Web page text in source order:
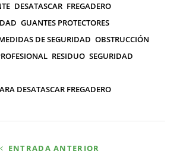
DESATASCAR FREGADERO
GUANTES PROTECTORES
DE SEGURIDAD OBSTRUCCIÓN
RESIDUO SEGURIDAD
DESATASCAR FREGADERO
ENTRADA ANTERIOR